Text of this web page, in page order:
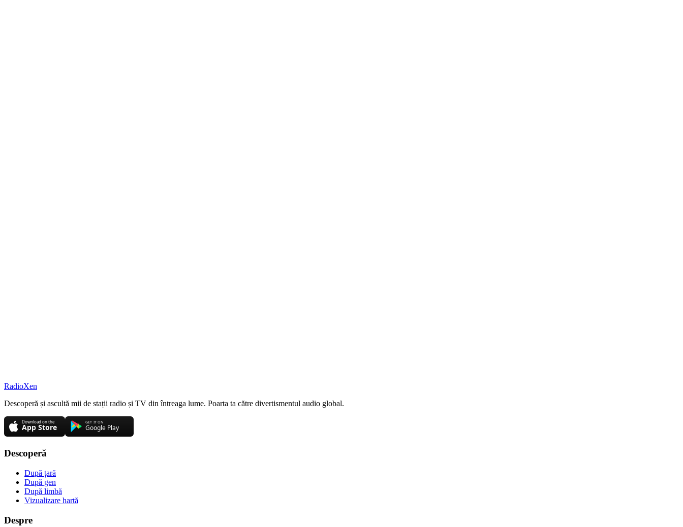
RadioXen
Descoperă și ascultă mii de stații radio și TV din întreaga lume. Poarta ta către divertismentul audio global.
Descoperă
După țară
După gen
După limbă
Vizualizare hartă
Despre